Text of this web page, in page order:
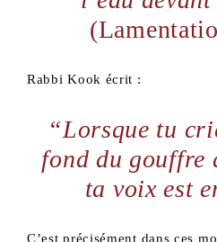
Rabbi Kook écrit :
“Lorsque tu cries à D.ieu du
fond du gouffre
ta voix est
C’est précisément dans ces